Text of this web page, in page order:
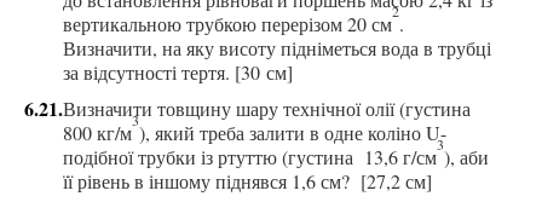
вертикальною трубкою перерізом 20 см
2
.
Визначити, на яку висоту підніметься вода в трубці
за відсутності тертя. [30 см]
6.21.Визначити товщину шару технічної олії (густина
800 кг/м
3
), який треба залити в одне коліно U-
подібної трубки із ртуттю(густина 13,6 г/см
3
), аби
її рівеньв іншому піднявся 1,6 см? [27,2 см]